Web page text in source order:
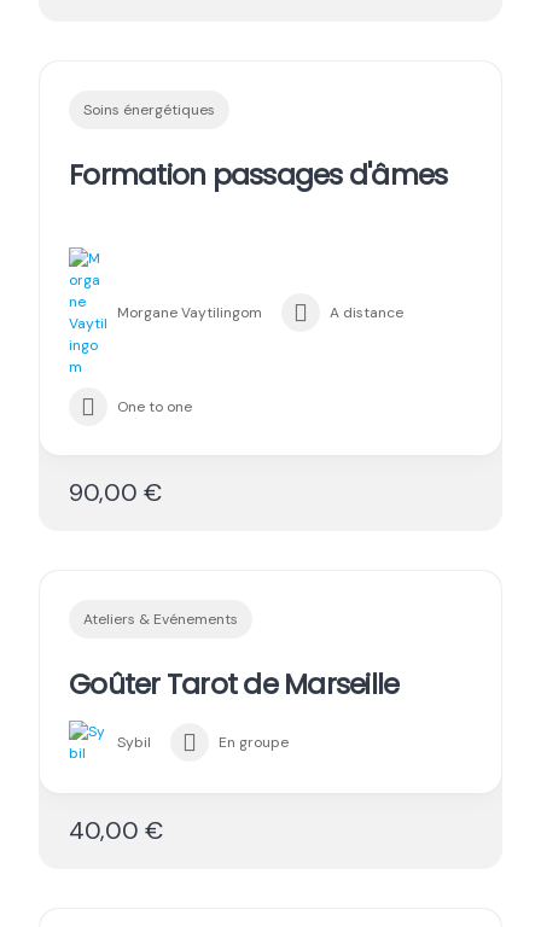
Soins énergétiques
Formation passages d'âmes
Morgane Vaytilingom A distance
One to one
90,00 €
Ateliers & Evénements
Goûter Tarot de Marseille
Sybil En groupe
40,00 €